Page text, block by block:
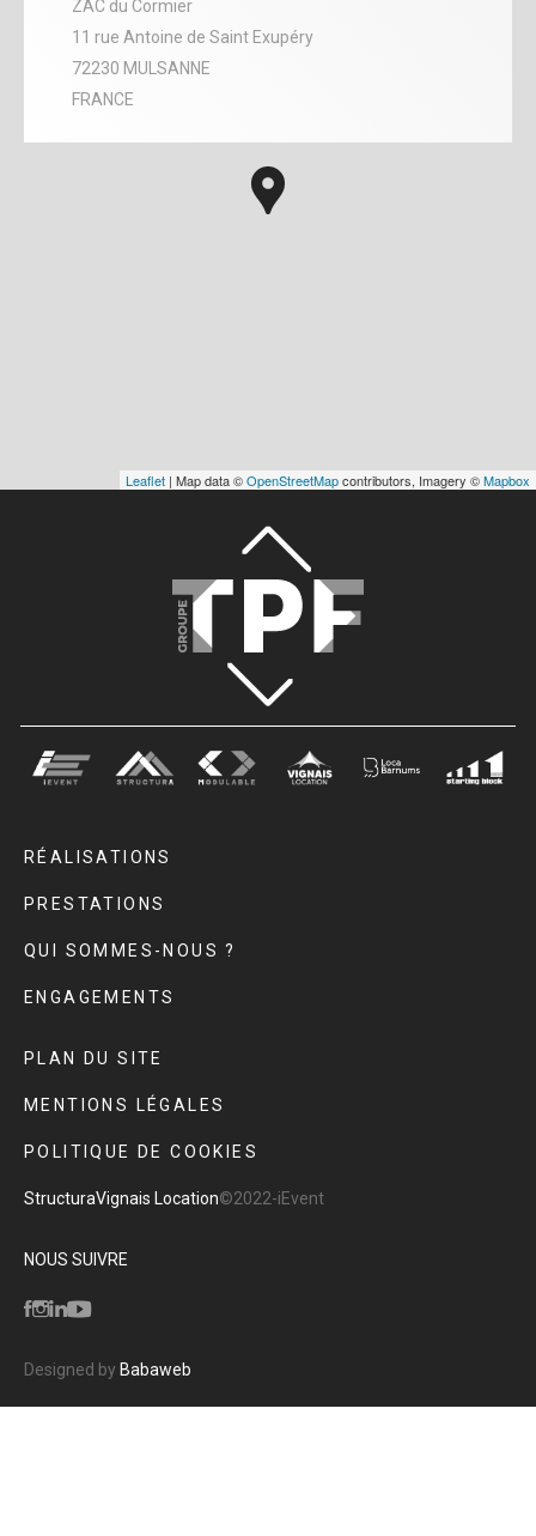
Leaflet | Map data ©OpenStreetMapcontributors, Imagery ©Mapbox
ZAC du Cormier
11 rue Antoine de Saint Exupéry
72230 MULSANNE
FRANCE
RÉALISATIONS
PRESTATIONS
QUI SOMMES-NOUS ?
ENGAGEMENTS
PLAN DU SITE
MENTIONS LÉGALES
POLITIQUE DE COOKIES
StructuraVignais Location©2022-iEvent
NOUS SUIVRE
Designed by Babaweb